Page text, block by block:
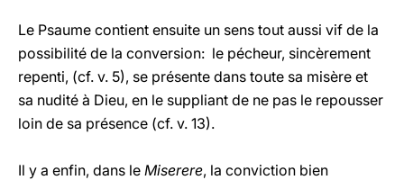
Le Psaume contient ensuite un sens tout aussi vif de la
possibilité de la conversion: le pécheur, sincèrement
repenti, (cf. v. 5), se présente dans toute sa misère et
sa nudité à Dieu, en le suppliant de ne pas le repousser
loin de sa présence (cf. v. 13).
Il y a enfin, dans le Miserere, la conviction bien